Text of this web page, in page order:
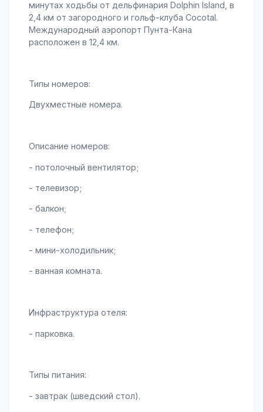
минутах ходьбы от дельфинария Dolphin Island, в
2,4 км от загородного и гольф-клуба Cocotal.
Международный аэропорт Пунта-Кана
расположен в 12,4 км.
Типы номеров:
Двухместные номера.
Описание номеров:
- потолочный вентилятор;
- телевизор;
- балкон;
- телефон;
- мини-холодильник;
- ванная комната.
Инфраструктура отеля:
- парковка.
Типы питания:
- завтрак (шведский стол).